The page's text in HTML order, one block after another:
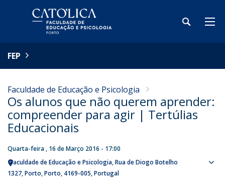
FEP
Faculdade de Educação e Psicologia
Os alunos que não querem aprender:
compreender para agir | Tertúlias
Educacionais
Quarta-feira , 16 de Março 2016 - 17:00
Faculdade de Educação e Psicologia Rua de Diogo Botelho
1327 Porto Porto 4169-005 Portugal